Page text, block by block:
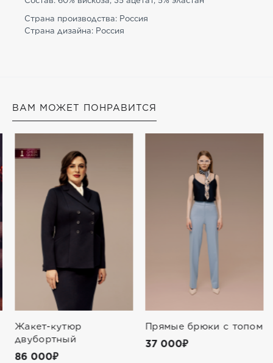
Страна производства: Россия
Страна дизайна: Россия
ВАМ МОЖЕТ ПОНРАВИТСЯ
Жакет-кутюр
двубортный
86 000₽
Прямые брюки с топом
37 000₽